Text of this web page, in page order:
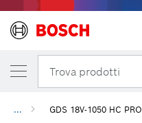
Trova prodotti
... GDS 18V-1050 HC PRO